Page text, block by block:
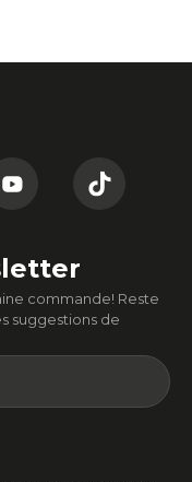
commande! Reste
suggestions de